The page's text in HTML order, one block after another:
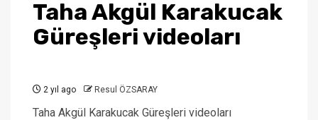
Taha Akgül Karakucak
Güreşleri videoları
2 yıl ago Resul ÖZSARAY
Taha Akgül Karakucak Güreşleri videoları